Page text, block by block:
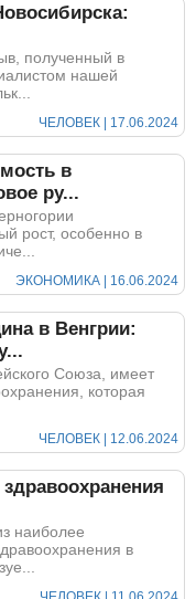
полученный в
нашей
ЧЕЛОВЕК | 17.06.2024
в
ру...
рост, особенно в
ЭКОНОМИКА | 16.06.2024
в Венгрии:
Союза, имеет
которая
ЧЕЛОВЕК | 12.06.2024
наиболее
в